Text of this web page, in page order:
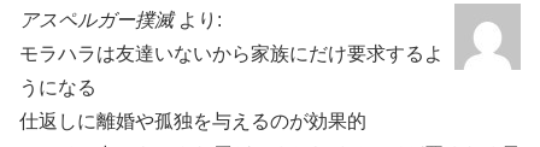
アスペルガー撲滅 より:
モラハラは友達いないから家族にだけ要求するよ
うになる
仕返しに離婚や孤独を与えるのが効果的